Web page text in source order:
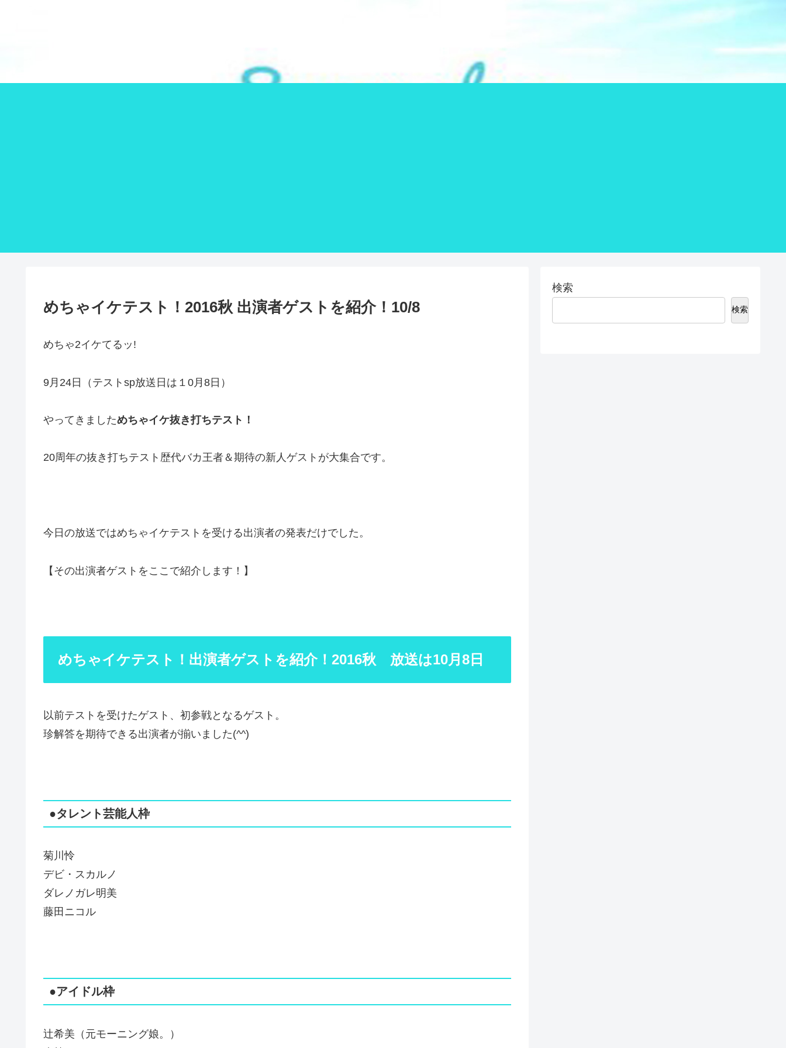
めちゃイケテスト！2016秋 出演者ゲストを紹介！10/8
めちゃ2イケてるッ!
9月24日（テストsp放送日は１0月8日）
やってきましためちゃイケ抜き打ちテスト！
20周年の抜き打ちテスト歴代バカ王者＆期待の新人ゲストが大集合です。
今日の放送ではめちゃイケテストを受ける出演者の発表だけでした。
【その出演者ゲストをここで紹介します！】
めちゃイケテスト！出演者ゲストを紹介！2016秋 放送は10月8日
以前テストを受けたゲスト、初参戦となるゲスト。
珍解答を期待できる出演者が揃いました(^^)
●タレント芸能人枠
菊川怜
デビ・スカルノ
ダレノガレ明美
藤田ニコル
●アイドル枠
辻希美（元モーニング娘。）
検索
検索